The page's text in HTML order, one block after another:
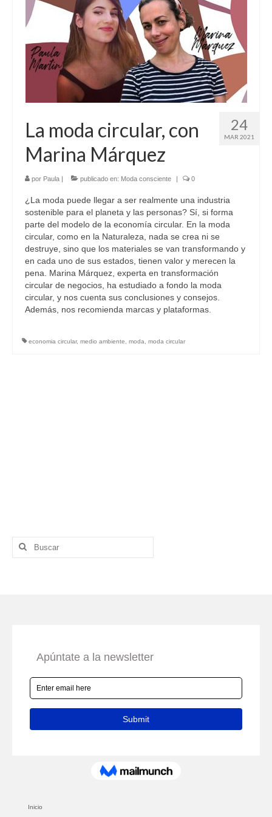
Sobre mí
24
MAR 2021
La moda circular, con
Marina Márquez
por Paula publicado en: Moda consciente 0
¿La moda puede llegar a ser realmente una industria
sostenible para el planeta y las personas? Sí, si forma
parte del modelo de la economía circular. En la moda
circular, como en la Naturaleza, nada se crea ni se
destruye, sino que los materiales se van transformando y
en cada uno de sus estados, tienen valor y merecen la
pena. Marina Márquez, experta en transformación
circular de negocios, ha estudiado a fondo la moda
circular, y nos cuenta sus conclusiones y consejos.
Además, nos recomienda marcas y plataformas.
economia circular, medio ambiente, moda, moda circular
Buscar
Inicio